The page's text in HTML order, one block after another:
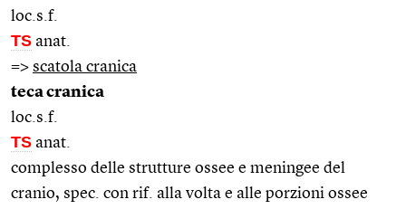
loc.s.f.
TS anat.
=> scatola cranica
teca cranica
loc.s.f.
TS anat.
complesso delle strutture ossee e meningee del
cranio, spec. con rif. alla volta e alle porzioni ossee